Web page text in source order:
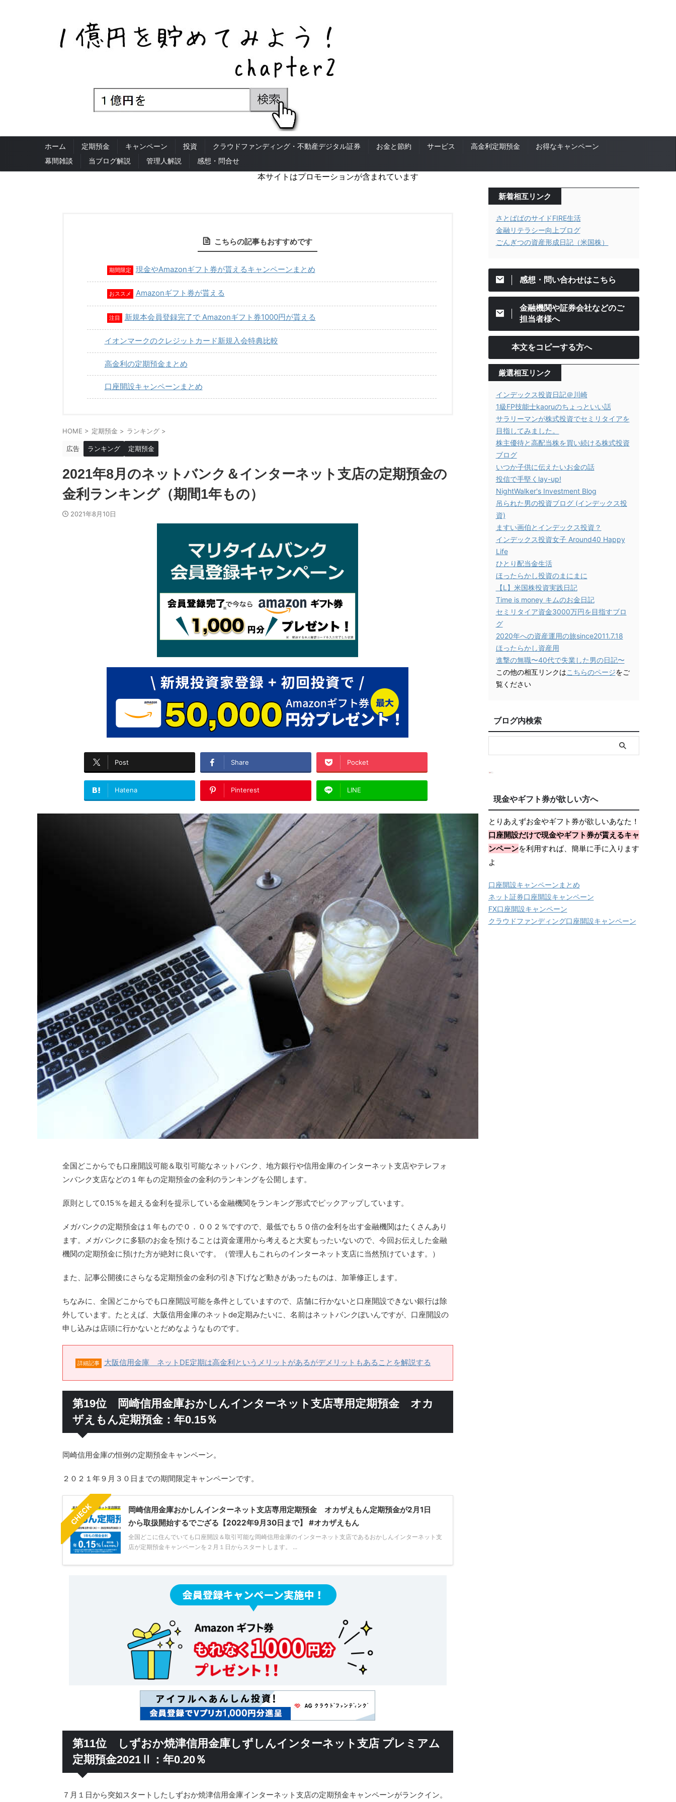
ホーム 定期預金 キャンペーン 投資 クラウドファンディング・不動産デジタル証券 お金と節約 サービス 高金利定期預金
お得なキャンペーン
幕間雑談
当ブログ解説 管理人解説 感想・問合せ
本サイトはプロモーションが含まれています
こちらの記事もおすすめです
期間限定 現金やAmazonギフト券が貰えるキャンペーンまとめ
おススメ Amazonギフト券が貰える
注目 新規本会員登録完了で Amazonギフト券1000円が貰える
イオンマークのクレジットカード新規入会特典比較
高金利の定期預金まとめ
口座開設キャンペーンまとめ
HOME > 定期預金 > ランキング >
広告 ランキング 定期預金
2021年8月のネットバンク＆インターネット支店の定期預金の
金利ランキング（期間1年もの）
2021年8月10日
Post Share Pocket
Hatena Pinterest LINE
全国どこからでも口座開設可能＆取引可能なネットバンク、地方銀行や信用金庫のインターネット支店やテレフォ
ンバンク支店などの１年もの定期預金の金利のランキングを公開します。
原則として0.15％を超える金利を提示している金融機関をランキング形式でピックアップしています。
メガバンクの定期預金は１年もので０．００２％ですので、最低でも５０倍の金利を出す金融機関はたくさんあり
ます。メガバンクに多額のお金を預けることは資金運用から考えると大変もったいないので、今回お伝えした金融
機関の定期預金に預けた方が絶対に良いです。（管理人もこれらのインターネット支店に当然預けています。）
また、記事公開後にさらなる定期預金の金利の引き下げなど動きがあったものは、加筆修正します。
ちなみに、全国どこからでも口座開設可能を条件としていますので、店舗に行かないと口座開設できない銀行は除
外しています。たとえば、大阪信用金庫のネットde定期みたいに、名前はネットバンクぽいんですが、口座開設の
申し込みは店頭に行かないとだめなようなものです。
詳細記事 大阪信用金庫 ネットDE定期は高金利というメリットがあるがデメリットもあることを解説する
第19位 岡崎信用金庫おかしんインターネット支店専用定期預金 オカ
ザえもん定期預金：年0.15％
岡崎信用金庫の恒例の定期預金キャンペーン。
２０２１年９月３０日までの期間限定キャンペーンです。
CHECK
岡崎信用金庫おかしんインターネット支店専用定期預金 オカザえもん定期預金が2月1日
から取扱開始するでござる【2022年9月30日まで】 #オカザえもん
全国どこに住んでいても口座開設＆取引可能な岡崎信用金庫のインターネット支店であるおかしんインターネット支
店が定期預金キャンペーンを２月１日からスタートします。 ...
第11位 しずおか焼津信用金庫しずしんインターネット支店 プレミアム
定期預金2021Ⅱ：年0.20％
７月１日から突如スタートしたしずおか焼津信用金庫インターネット支店の定期預金キャンペーンがランクイン。
新着相互リンク
さとぱぱのサイドFIRE生活
金融リテラシー向上ブログ
ごんぎつの資産形成日記（米国株）
感想・問い合わせはこちら
金融機関や証券会社などのご
担当者様へ
本文をコピーする方へ
厳選相互リンク
インデックス投資日記＠川崎
1級FP技能士kaoruのちょっといい話
サラリーマンが株式投資でセミリタイアを
目指してみました。
株主優待と高配当株を買い続ける株式投資
ブログ
いつか子供に伝えたいお金の話
投信で手堅くlay-up!
NightWalker's Investment Blog
吊られた男の投資ブログ (インデックス投
資)
ますい画伯とインデックス投資？
インデックス投資女子 Around40 Happy
Life
ひとり配当金生活
ほったらかし投資のまにまに
【L】米国株投資実践日記
Time is money キムのお金日記
セミリタイア資金3000万円を目指すブロ
グ
2020年への資産運用の旅since2011.7.18
ほったらかし資産用
進撃の無職〜40代で失業した男の日記〜
この他の相互リンクはこちらのページをご
覧ください
ブログ内検索
現金やギフト券が欲しい方へ
とりあえずお金やギフト券が欲しいあなた！
口座開設だけで現金やギフト券が貰えるキャ
ンペーンを利用すれば、簡単に手に入ります
よ
口座開設キャンペーンまとめ
ネット証券口座開設キャンペーン
FX口座開設キャンペーン
クラウドファンディング口座開設キャンペーン